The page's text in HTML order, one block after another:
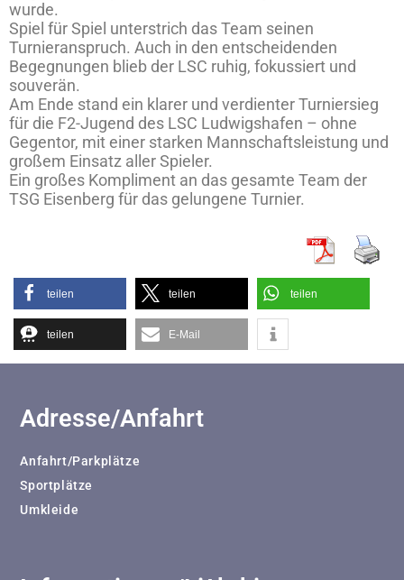
wurde.
Spiel für Spiel unterstrich das Team seinen
Turnieranspruch. Auch in den entscheidenden
Begegnungen blieb der LSC ruhig, fokussiert und
souverän.
Am Ende stand ein klarer und verdienter Turniersieg
für die F2-Jugend des LSC Ludwigshafen – ohne
Gegentor, mit einer starken Mannschaftsleistung und
großem Einsatz aller Spieler.
Ein großes Kompliment an das gesamte Team der
TSG Eisenberg für das gelungene Turnier.
teilen teilen teilen
teilen E-Mail
Adresse/Anfahrt
Anfahrt/Parkplätze
Sportplätze
Umkleide